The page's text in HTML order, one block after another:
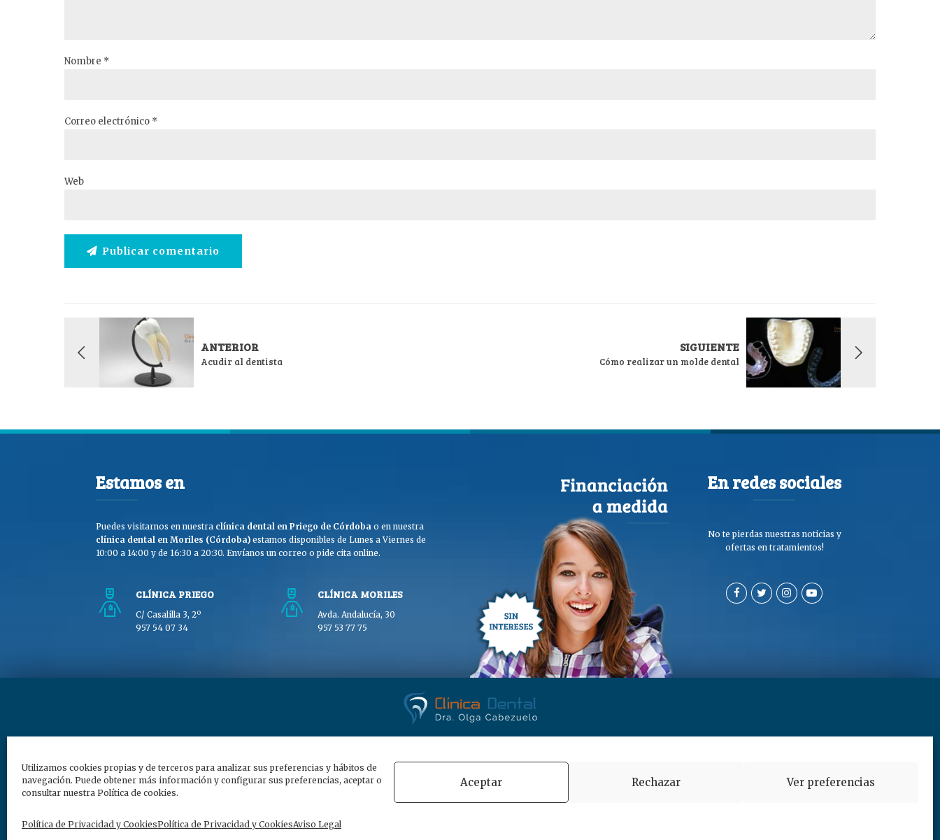
Utilizamos cookies propias y de terceros para analizar sus preferencias y hábitos de
navegación. Puede obtener más información y configurar sus preferencias, aceptar o
consultar nuestra Política de cookies.
Aceptar Rechazar Ver preferencias
Política de Privacidad y CookiesPolítica de Privacidad y CookiesAviso Legal
Nombre *
Correo electrónico *
Web
Publicar comentario
ANTERIOR
Acudir al dentista
SIGUIENTE
Cómo realizar un molde dental
Estamos en
Puedes visitarnos en nuestra clínica dental en Priego de Córdoba o en nuestra
clínica dental en Moriles (Córdoba) estamos disponibles de Lunes a Viernes de
10:00 a 14:00 y de 16:30 a 20:30. Envíanos un correo o pide cita online.
CLÍNICA PRIEGO
C/ Casalilla 3, 2º
957 54 07 34
CLÍNICA MORILES
Avda. Andalucía, 30
957 53 77 75
En redes sociales
No te pierdas nuestras noticias y
ofertas en tratamientos!
Copyright © Clínica Dra. Olga Cabezuelo 2026. Todos los derechos reservados. |Aviso legal